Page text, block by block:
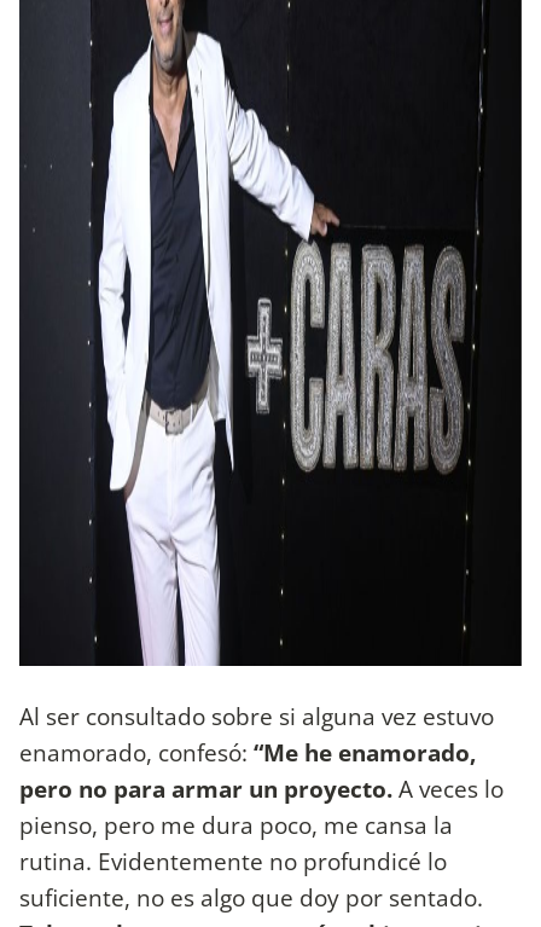
Al ser consultado sobre si alguna vez estuvo
enamorado, confesó: “Me he enamorado,
pero no para armar un proyecto.A veces lo
pienso, pero me dura poco, me cansa la
rutina. Evidentemente no profundicé lo
suficiente, no es algo que doy por sentado.